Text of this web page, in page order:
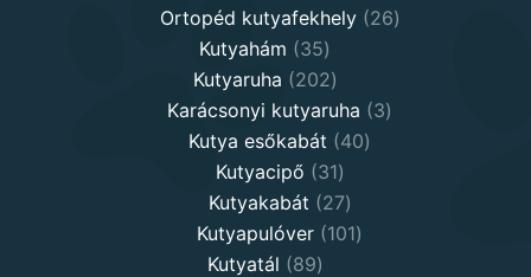
products
Ortopéd kutyafekhely 2626
Kutyahám 3535
products
Kutyaruha 202202
products
Karácsonyi kutyaruha 33
Kutya esőkabát 4040
Kutyacipő 3131
products
Kutyakabát 2727
products
Kutyapulóver 101101
Kutyatál 8989